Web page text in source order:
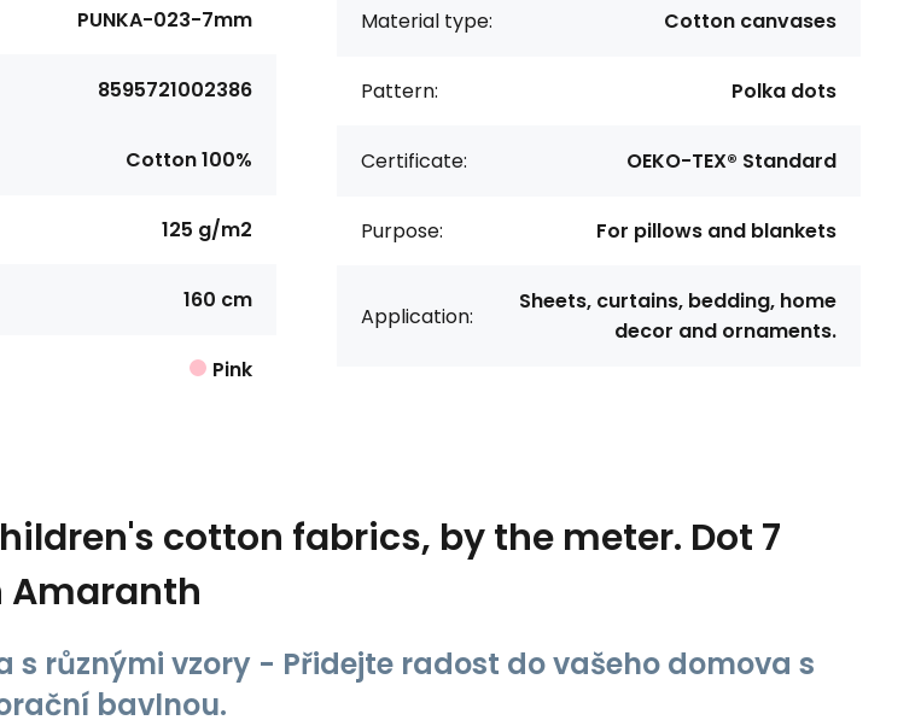
PUNKA-023-7mm
8595721002386
Cotton 100%
125 g/m2
160 cm
Pink
Material type: Cotton canvases
Pattern: Polka dots
Certificate: OEKO-TEX® Standard
Purpose: For pillows and blankets
Application:
Sheets, curtains, bedding, home
decor and ornaments.
cotton fabrics, by the meter. Dot 7
Amaranth
s různými vzory - Přidejte radost do vašeho domova s
bavlnou.